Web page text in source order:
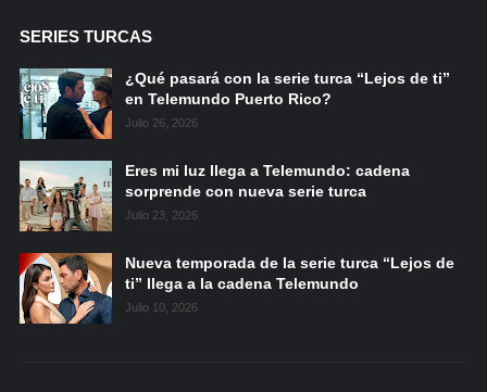
SERIES TURCAS
¿Qué pasará con la serie turca “Lejos de ti”
en Telemundo Puerto Rico?
Julio 26, 2026
Eres mi luz llega a Telemundo: cadena
sorprende con nueva serie turca
Julio 23, 2026
Nueva temporada de la serie turca “Lejos de
ti” llega a la cadena Telemundo
Julio 10, 2026